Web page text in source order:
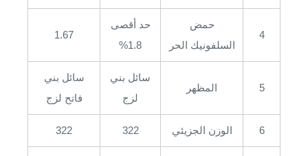
4
حمض
السلفونيك الحر
حد أقصى
1.8%
1.67
5 المظهر
سائل بني
لزج
سائل بني
فاتح لزج
6 الوزن الجزيئي 322
322